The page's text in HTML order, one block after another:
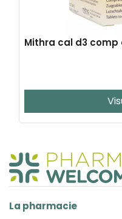
Mithra cal d3
La pharmacie